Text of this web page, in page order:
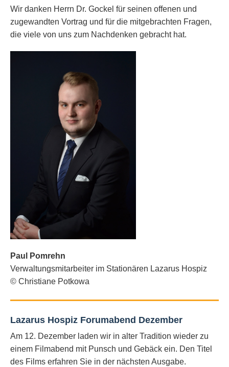
Wir danken Herrn Dr. Gockel für seinen offenen und
zugewandten Vortrag und für die mitgebrachten Fragen,
die viele von uns zum Nachdenken gebracht hat.
Paul Pomrehn
Verwaltungsmitarbeiter im Stationären Lazarus Hospiz
© Christiane Potkowa
Lazarus Hospiz Forumabend Dezember
Am 12. Dezember laden wir in alter Tradition wieder zu
einem Filmabend mit Punsch und Gebäck ein. Den Titel
des Films erfahren Sie in der nächsten Ausgabe.